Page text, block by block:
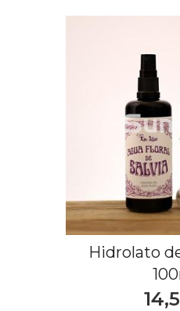
Hidrolato